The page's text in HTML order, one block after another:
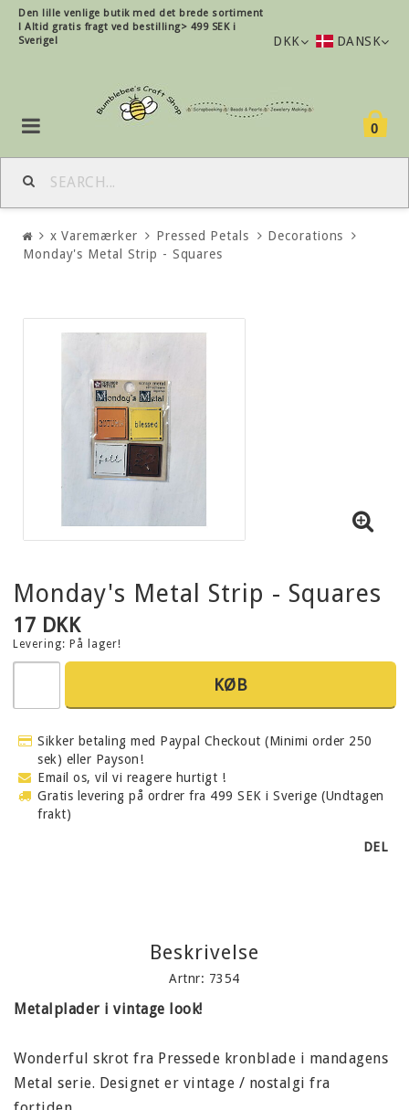
Den lille venlige butik med det brede sortiment
! Altid gratis fragt ved bestilling> 499 SEK i
Sverige!
DKK DANSK
0
x Varemærker Pressed Petals
Decorations
Monday's Metal Strip - Squares
Monday's Metal Strip - Squares
17 DKK
Levering: På lager!
KØB
Sikker betaling med Paypal Checkout (Minimi order 250
sek) eller Payson!
Email os, vil vi reagere hurtigt !
Gratis levering på ordrer fra 499 SEK i Sverige (Undtagen
frakt)
DEL
Beskrivelse
Artnr: 7354
Metalplader i vintage look!
Wonderful skrot fra Pressede kronblade i mandagens
Metal serie. Designet er vintage / nostalgi fra